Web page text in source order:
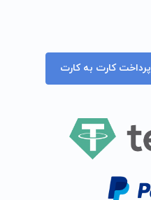
پرداخت کارت به کارت